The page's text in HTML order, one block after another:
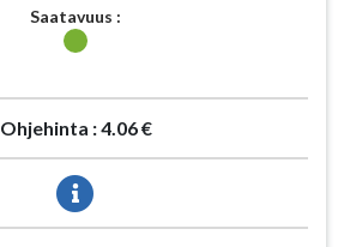
Saatavuus :
Ohjehinta :4.06 €